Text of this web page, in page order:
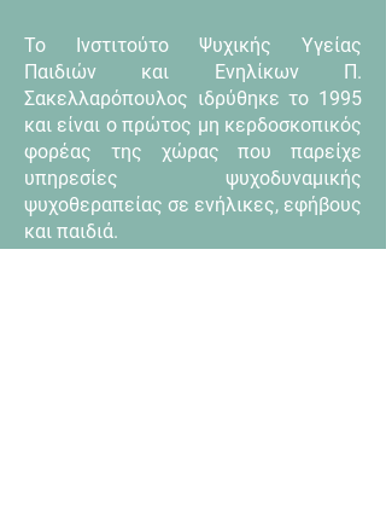
Το Ινστιτούτο Ψυχικής Υγείας
Παιδιών και Ενηλίκων Π.
Σακελλαρόπουλος ιδρύθηκε το 1995
και είναι ο πρώτος μη κερδοσκοπικός
φορέας της χώρας που παρείχε
υπηρεσίες ψυχοδυναμικής
ψυχοθεραπείας σε ενήλικες, εφήβους
και παιδιά.